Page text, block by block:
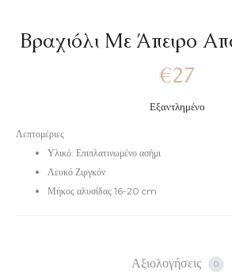
Βραχιόλι Με Άπειρο
Λεπτομέριες
Υλικό: Επιπλατινωμένο ασήμι
Λευκό Ζιργκόν
Μήκος αλυσίδας 16-20 cm
€27
Εξαντλημένο
Αξιολογήσεις 0